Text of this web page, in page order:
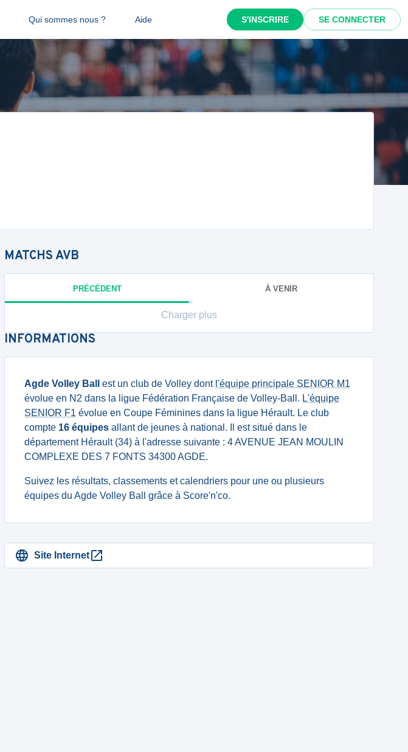
Qui sommes nous ? Aide S'INSCRIRE SE CONNECTER
MATCHSAVB
PRÉCÉDENT À VENIR
Charger plus
INFORMATIONS
Agde Volley Ball est un club de Volley dont l'équipe principale SENIOR M1
évolue en N2 dans la ligue Fédération Française de Volley-Ball. L'équipe
SENIOR F1 évolue en Coupe Féminines dans la ligue Hérault. Le club
compte 16 équipes allant de jeunes à national. Il est situé dans le
département Hérault (34) à l'adresse suivante : 4 AVENUE JEAN MOULIN
COMPLEXE DES 7 FONTS 34300 AGDE.
Suivez les résultats, classements et calendriers pour une ou plusieurs
équipes du Agde Volley Ball grâce à Score'n'co.
Site Internet